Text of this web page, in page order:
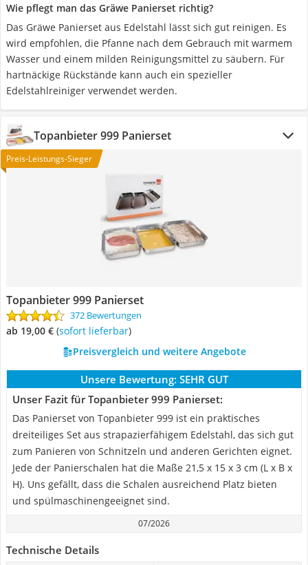
Wie pflegt man das Gräwe Panierset richtig?
Das Gräwe Panierset aus Edelstahl lässt sich gut reinigen. Es
wird empfohlen, die Pfanne nach dem Gebrauch mit warmem
Wasser und einem milden Reinigungsmittel zu säubern. Für
hartnäckige Rückstände kann auch ein spezieller
Edelstahlreiniger verwendet werden.
Topanbieter 999 Panierset
Preis-Leistungs-Sieger
Topanbieter 999 Panierset
372 Bewertungen
ab 19,00 € ( Sofort lieferbar)
Preisvergleich und weitere Angebote
Unsere Bewertung: SEHR GUT
Unser Fazit für Topanbieter 999 Panierset:
Das Panierset von Topanbieter 999 ist ein praktisches
dreiteiliges Set aus strapazierfähigem Edelstahl, das sich gut
zum Panieren von Schnitzeln und anderen Gerichten eignet.
Jede der Panierschalen hat die Maße 21,5 x 15 x 3 cm (L x B x
H). Uns gefällt, dass die Schalen ausreichend Platz bieten
und spülmaschinengeeignet sind.
07/2026
Technische Details